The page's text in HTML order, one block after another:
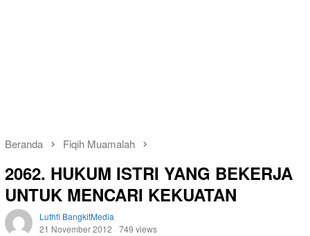
Beranda Fiqih Muamalah
2062. HUKUM ISTRI YANG BEKERJA
UNTUK MENCARI KEKUATAN
Luthfi BangkitMedia
21 November 2012
749 views